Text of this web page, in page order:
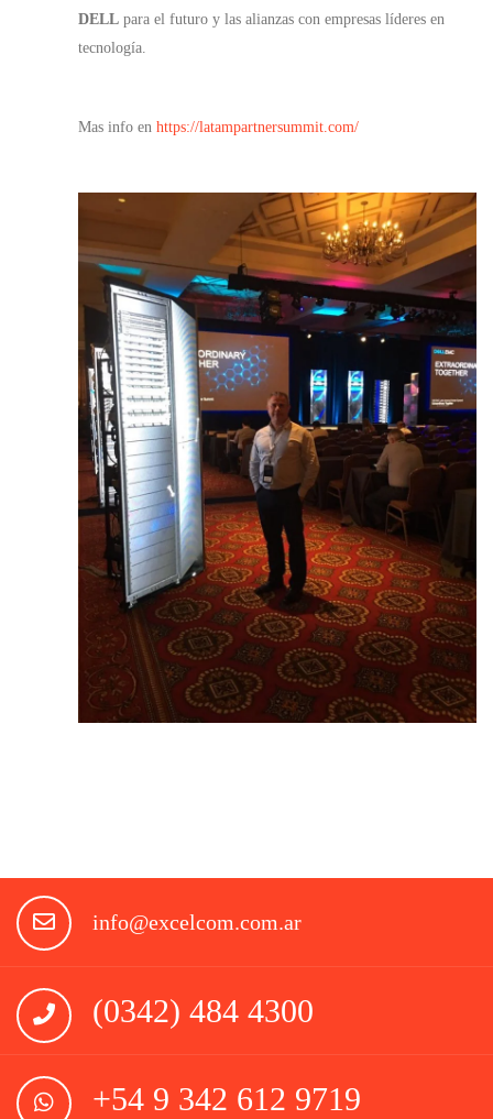
DELL para el futuro y las alianzas con empresas líderes en
tecnología.
Mas info en https://latampartnersummit.com/
info@excelcom.com.ar
(0342) 484 4300
+54 9 342 612 9719